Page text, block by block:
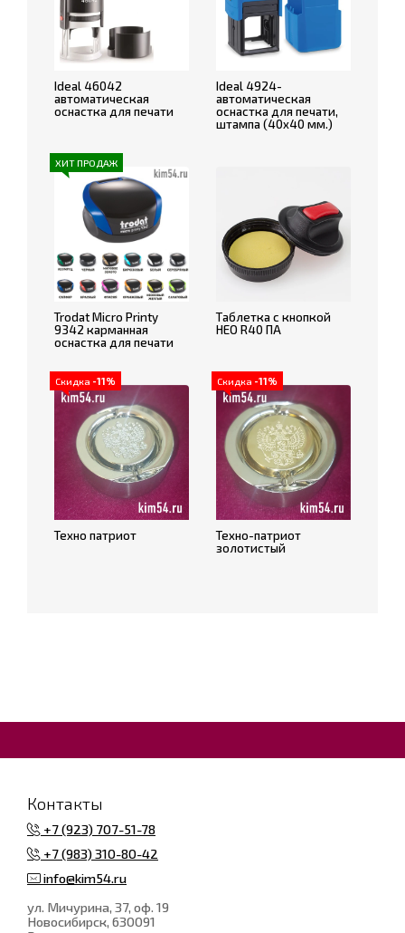
Ideal 46042
автоматическая
оснастка для печати
Ideal 4924-
автоматическая
оснастка для печати,
штампа (40x40 мм.)
ХИТ ПРОДАЖ
Trodat Micro Printy
9342 карманная
оснастка для печати
Таблетка с кнопкой
НЕО R40 ПА
Скидка -11%
Техно патриот
Скидка -11%
Техно-патриот
золотистый
Контакты
+7 (923) 707-51-78
+7 (983) 310-80-42
info@kim54.ru
ул. Мичурина, 37, оф. 19
Новосибирск, 630091